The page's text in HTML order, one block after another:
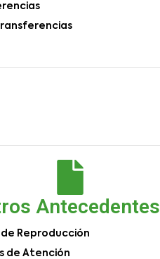
Antecedentes
Reproducción
de Atención